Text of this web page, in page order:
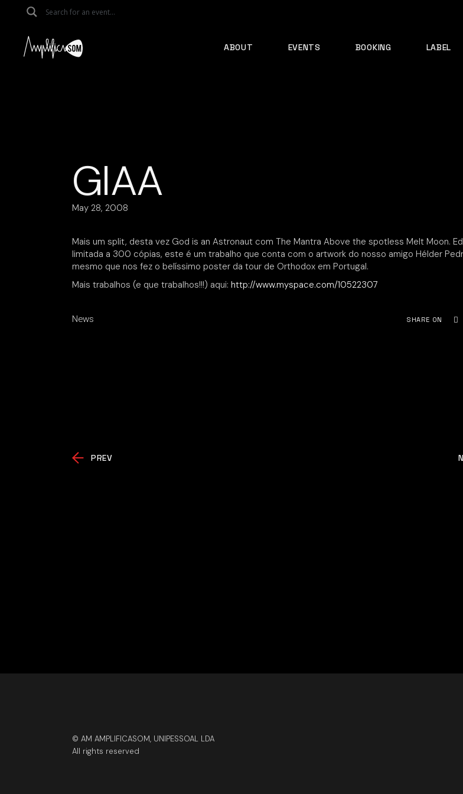
ABOUT EVENTS BOOKING LABEL
GIAA
May 28, 2008
Mais um split, desta vez God is an Astronaut com The Mantra Above the spotless Melt Moon.
limitada a 300 cópias, este é um trabalho que conta com o artwork do nosso amigo Hélder
mesmo que nos fez o belíssimo poster da tour de Orthodox em Portugal.
Mais trabalhos (e que trabalhos!!!) aqui: http://www.myspace.com/10522307
News SHARE ON
PREV
© AM AMPLIFICASOM, UNIPESSOAL LDA
All rights reserved